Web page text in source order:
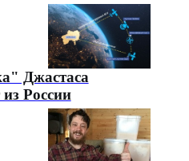
Джастаса
России